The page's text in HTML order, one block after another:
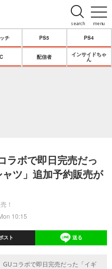
menu
search
チ PS5 PS4
配信者
インサイドちゃ
ん
ラボで即日完売だっ
ツ」追加予約販売が
！
10:15
スト 送る
GUコラボで即日完売だった「イギ